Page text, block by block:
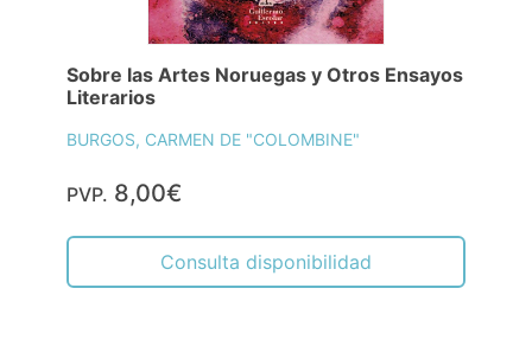
Sobre las Artes Noruegas y Otros Ensayos
Literarios
BURGOS, CARMEN DE "COLOMBINE"
PVP. 8,00€
Consulta disponibilidad